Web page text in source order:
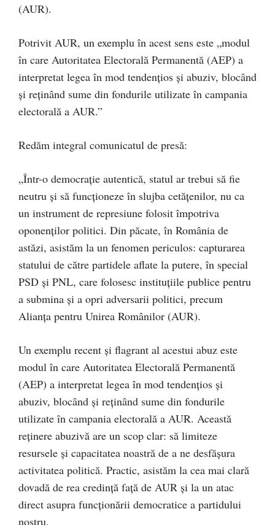
(AUR).
Potrivit AUR, un exemplu în acest sens este „modul
în care Autoritatea Electorală Permanentă (AEP) a
interpretat legea în mod tendențios și abuziv, blocând
și reținând sume din fondurile utilizate în campania
electorală a AUR.”
Redăm integral comunicatul de presă:
„Într-o democrație autentică, statul ar trebui să fie
neutru și să funcționeze în slujba cetățenilor, nu ca
un instrument de represiune folosit împotriva
oponenților politici. Din păcate, în România de
astăzi, asistăm la un fenomen periculos: capturarea
statului de către partidele aflate la putere, în special
PSD și PNL, care folosesc instituțiile publice pentru
a submina și a opri adversarii politici, precum
Alianța pentru Unirea Românilor (AUR).
Un exemplu recent și flagrant al acestui abuz este
modul în care Autoritatea Electorală Permanentă
(AEP) a interpretat legea în mod tendențios și
abuziv, blocând și reținând sume din fondurile
utilizate în campania electorală a AUR. Această
reținere abuzivă are un scop clar: să limiteze
resursele și capacitatea noastră de a ne desfășura
activitatea politică. Practic, asistăm la cea mai clară
dovadă de rea credință față de AUR și la un atac
direct asupra funcționării democratice a partidului
nostru.